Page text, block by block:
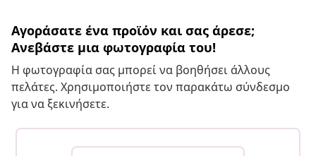
Αγοράσατε ένα προϊόν και σας άρεσε;
Ανεβάστε μια φωτογραφία του!
Η φωτογραφία σας μπορεί να βοηθήσει άλλους
πελάτες. Χρησιμοποιήστε τον παρακάτω σύνδεσμο
για να ξεκινήσετε.